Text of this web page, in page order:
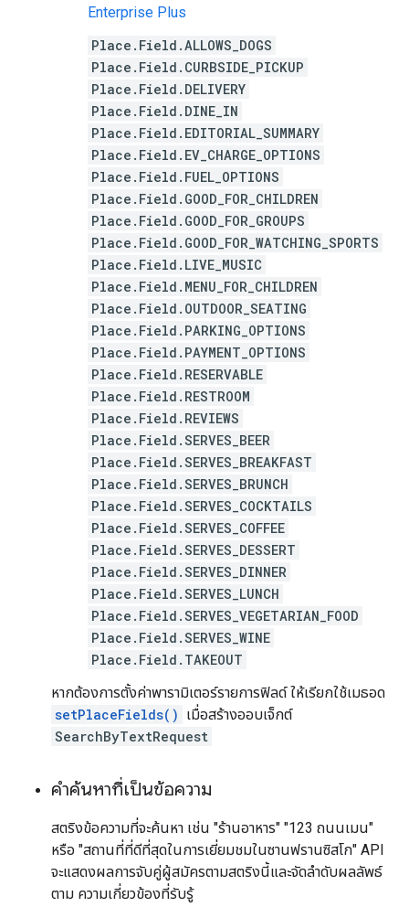
Enterprise Plus
Place.Field.ALLOWS_DOGS
Place.Field.CURBSIDE_PICKUP
Place.Field.DELIVERY
Place.Field.DINE_IN
Place.Field.EDITORIAL_SUMMARY
Place.Field.EV_CHARGE_OPTIONS
Place.Field.FUEL_OPTIONS
Place.Field.GOOD_FOR_CHILDREN
Place.Field.GOOD_FOR_GROUPS
Place.Field.GOOD_FOR_WATCHING_SPORTS
Place.Field.LIVE_MUSIC
Place.Field.MENU_FOR_CHILDREN
Place.Field.OUTDOOR_SEATING
Place.Field.PARKING_OPTIONS
Place.Field.PAYMENT_OPTIONS
Place.Field.RESERVABLE
Place.Field.RESTROOM
Place.Field.REVIEWS
Place.Field.SERVES_BEER
Place.Field.SERVES_BREAKFAST
Place.Field.SERVES_BRUNCH
Place.Field.SERVES_COCKTAILS
Place.Field.SERVES_COFFEE
Place.Field.SERVES_DESSERT
Place.Field.SERVES_DINNER
Place.Field.SERVES_LUNCH
Place.Field.SERVES_VEGETARIAN_FOOD
Place.Field.SERVES_WINE
Place.Field.TAKEOUT
หากต้องการตั้งค่าพารามิเตอร์รายการฟิลด์ ให้เรียกใช้เมธอด
setPlaceFields() เมื่อสร้างออบเจ็กต์
SearchByTextRequest
คำค้นหาที่เป็นข้อความ
สตริงข้อความที่จะค้นหา เช่น "ร้านอาหาร" "123 ถนนเมน"
หรือ "สถานที่ที่ดีที่สุดในการเยี่ยมชมในซานฟรานซิสโก" API
จะแสดงผลการจับคู่ผู้สมัครตามสตริงนี้และจัดลำดับผลลัพธ์
ตาม ความเกี่ยวข้องที่รับรู้